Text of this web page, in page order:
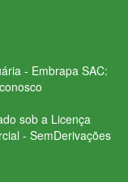
- Embrapa SAC:
sob a Licença
- SemDerivações